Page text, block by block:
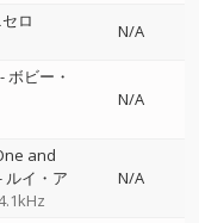
ロ
N/A
ボビー・
N/A
and
ルイ・ア
N/A